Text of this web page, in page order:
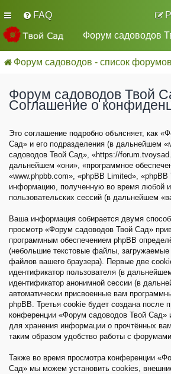
FAQ
Форум садоводов
Форум садоводов - список форумов
Форум садоводов Твой
Соглашение о
Это соглашение подробно объясняет, как
Сад» и его подразделения (в дальнейшем
садоводов Твой Сад», «https://
дальнейшем «они», «программное
«www.phpbb.com», «phpBB Limited»,
информацию, полученную во время любой
пользовательских сессий (в дальнейшем
Ваша информация собирается двумя
просмотр «Форум садоводов Твой Сад»
программным обеспечением phpBB
(небольшие текстовые файлы, загружаемые
файлов вашего браузера). Первые две
идентификатор пользователя (в
идентификатор анонимной сессии (в
автоматически присвоенные вам
phpBB. Третья cookie будет создана после
конференции «Форум садоводов Твой Сад»
для хранения информации о прочтённых
таким образом удобство работы с
Также во время просмотра конференции
Сад» мы можем установить cookies,